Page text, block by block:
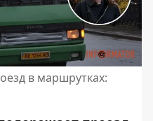
в маршрутках: